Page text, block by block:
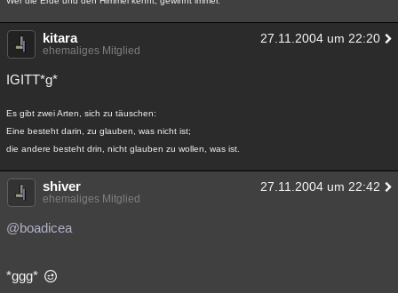
kitara 27.11.2004 um 22:20
ehemaliges Mitglied
IGITT*g*
Es gibt zwei Arten, sich zu täuschen:
Eine besteht darin, zu glauben, was nicht ist;
die andere besteht drin, nicht glauben zu wollen, was ist.
shiver 27.11.2004 um 22:42
ehemaliges Mitglied
@boadicea
*ggg*